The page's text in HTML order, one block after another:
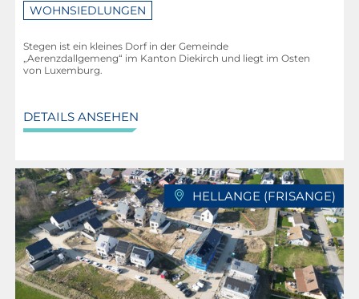
WOHNSIEDLUNGEN
Stegen ist ein kleines Dorf in der Gemeinde
„Aerenzdallgemeng“ im Kanton Diekirch und liegt im Osten
von Luxemburg.
DETAILS ANSEHEN
HELLANGE (FRISANGE)